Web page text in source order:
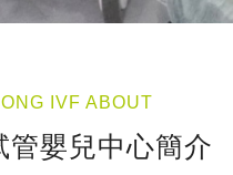
IVF ABOUT
管嬰兒中心簡介